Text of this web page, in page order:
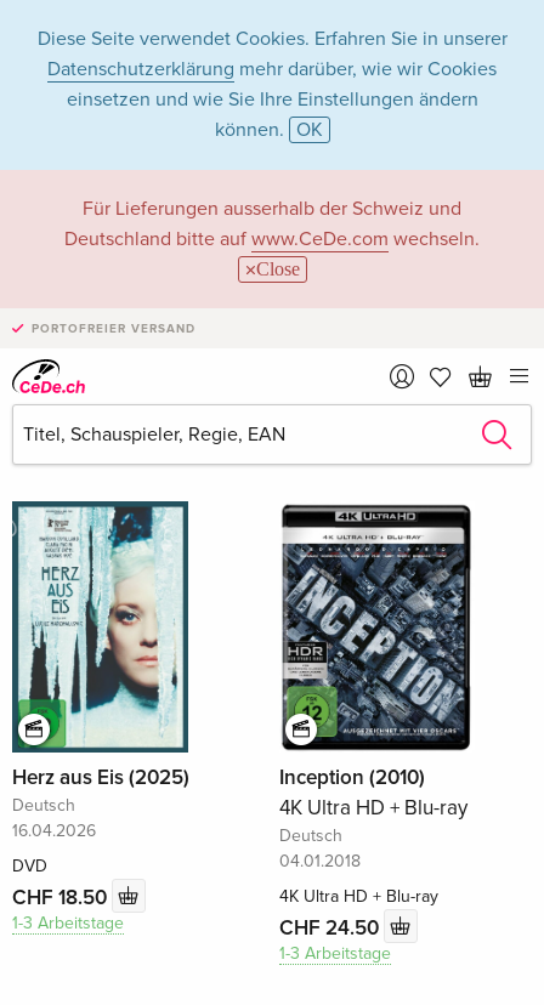
Diese Seite verwendet Cookies. Erfahren Sie in unserer
Datenschutzerklärung mehr darüber, wie wir Cookies
einsetzen und wie Sie Ihre Einstellungen ändern
können. OK
Für Lieferungen ausserhalb der Schweiz und
Deutschland bitte auf www.CeDe.com wechseln.
Close
PORTOFREIER VERSAND
Marion Cotillard in
Filme - Alle Formate
Marion Cotillard als Schauspieler/in
Alle 453 Treffer anzeigen
Herz aus Eis (2025)
Deutsch
16.04.2026
DVD
CHF 18.50
1-3 Arbeitstage
Inception (2010)
4K Ultra HD + Blu-ray
Deutsch
04.01.2018
4K Ultra HD + Blu-ray
CHF 24.50
1-3 Arbeitstage